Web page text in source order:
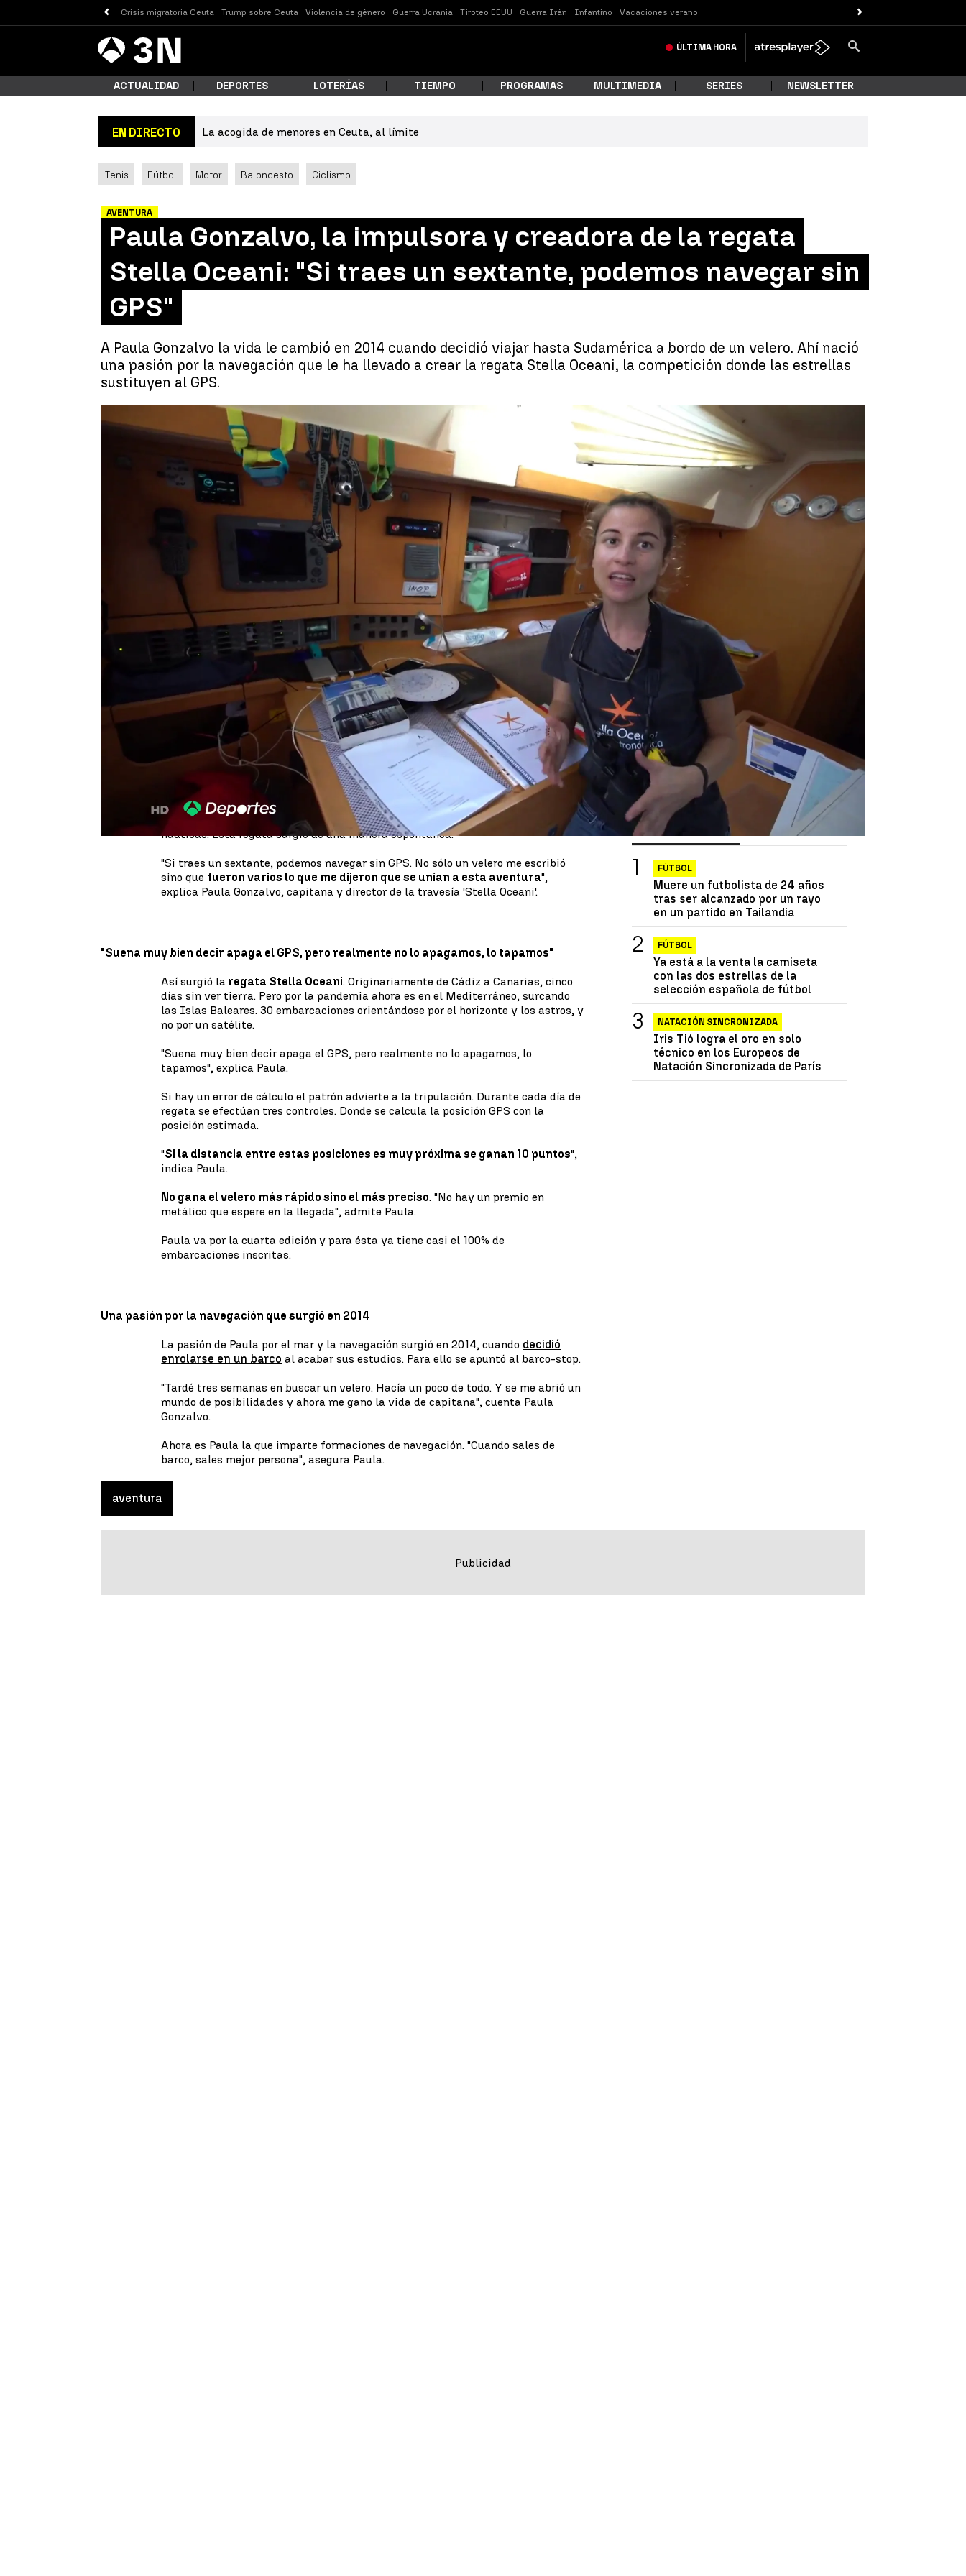
Crisis migratoria Ceuta Trump sobre Ceuta Violencia de género Guerra Ucrania Tiroteo EEUU Guerra Irán Infantino Vacaciones verano
Antena
3 Noticias ÚLTIMA HORA
¿Qué estás buscando?
ACTUALIDAD DEPORTES LOTERÍAS TIEMPO PROGRAMAS MULTIMEDIA SERIES NEWSLETTER
EN DIRECTO La acogida de menores en Ceuta, al límite
Tenis Fútbol Motor Baloncesto Ciclismo
AVENTURA
Paula Gonzalvo, la impulsora y creadora de la regata
Stella Oceani: "Si traes un sextante, podemos navegar sin
GPS"
A Paula Gonzalvo la vida le cambió en 2014 cuando decidió viajar hasta Sudamérica a bordo de un velero. Ahí nació
una pasión por la navegación que le ha llevado a crear la regata Stella Oceani, la competición donde las estrellas
sustituyen al GPS.
Paula Gonzalvo, la impulsora y creadora de la regata Stella Oceani: "Si traes un sextante, podemos navegar sin GPS" |
Guillermo F. Lascoiti
Actualizado:
13 de julio de 2021, 19:39
13 de julio de 2021, 19:38
Linkedin
¿Es posible navegar sin GPS? A día de hoy todos los barcos y veleros cuentan con
esta tecnología, pero antes los antiguos navegantes surcaban los mares con al
ayuda de un sextante y un GPS.
Con esa idea nació la regata Stella Oceani , creada por Paula Gonzalvo . Se trata
de una travesía al modo tradicional con sextante de navegación, sin GPS y
guiándose con las estrellas.
Un desafío de otra época, de una época en la que se navegaba para crear cartas
náuticas. Esta regata surgió de una manera espontánea.
"Si traes un sextante, podemos navegar sin GPS. No sólo un velero me escribió
sino que fueron varios lo que me dijeron que se unían a esta aventura",
explica Paula Gonzalvo, capitana y director de la travesía 'Stella Oceani'.
"Suena muy bien decir apaga el GPS, pero realmente no lo apagamos, lo tapamos"
Así surgió la regata Stella Oceani. Originariamente de Cádiz a Canarias, cinco
días sin ver tierra. Pero por la pandemia ahora es en el Mediterráneo, surcando
las Islas Baleares. 30 embarcaciones orientándose por el horizonte y los astros, y
no por un satélite.
"Suena muy bien decir apaga el GPS, pero realmente no lo apagamos, lo
tapamos", explica Paula.
Si hay un error de cálculo el patrón advierte a la tripulación. Durante cada día de
regata se efectúan tres controles. Donde se calcula la posición GPS con la
posición estimada.
"Si la distancia entre estas posiciones es muy próxima se ganan 10 puntos",
indica Paula.
No gana el velero más rápido sino el más preciso. "No hay un premio en
metálico que espere en la llegada", admite Paula.
Paula va por la cuarta edición y para ésta ya tiene casi el 100% de
embarcaciones inscritas.
Una pasión por la navegación que surgió en 2014
La pasión de Paula por el mar y la navegación surgió en 2014, cuando decidió
enrolarse en un barco al acabar sus estudios. Para ello se apuntó al barco-stop.
"Tardé tres semanas en buscar un velero. Hacía un poco de todo. Y se me abrió un
mundo de posibilidades y ahora me gano la vida de capitana", cuenta Paula
Gonzalvo.
Ahora es Paula la que imparte formaciones de navegación. "Cuando sales de
barco, sales mejor persona", asegura Paula.
aventura
Las más vistas Lo último
FÚTBOL
Muere un futbolista de 24 años
tras ser alcanzado por un rayo
en un partido en Tailandia
FÚTBOL
Ya está a la venta la camiseta
con las dos estrellas de la
selección española de fútbol
NATACIÓN SINCRONIZADA
Iris Tió logra el oro en solo
técnico en los Europeos de
Natación Sincronizada de París